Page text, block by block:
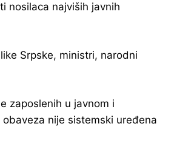
nosilaca najviših javnih
Srpske, ministri, narodni
zaposlenih u javnom i
nije sistemski uređena